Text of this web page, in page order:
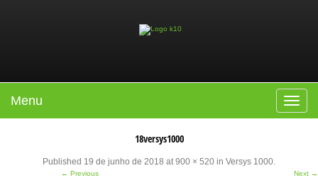
Toggle
Menu
18versys1000
Published 19 de junho de 2018 at900 × 520 in Versys 1000.
← Previous Next →